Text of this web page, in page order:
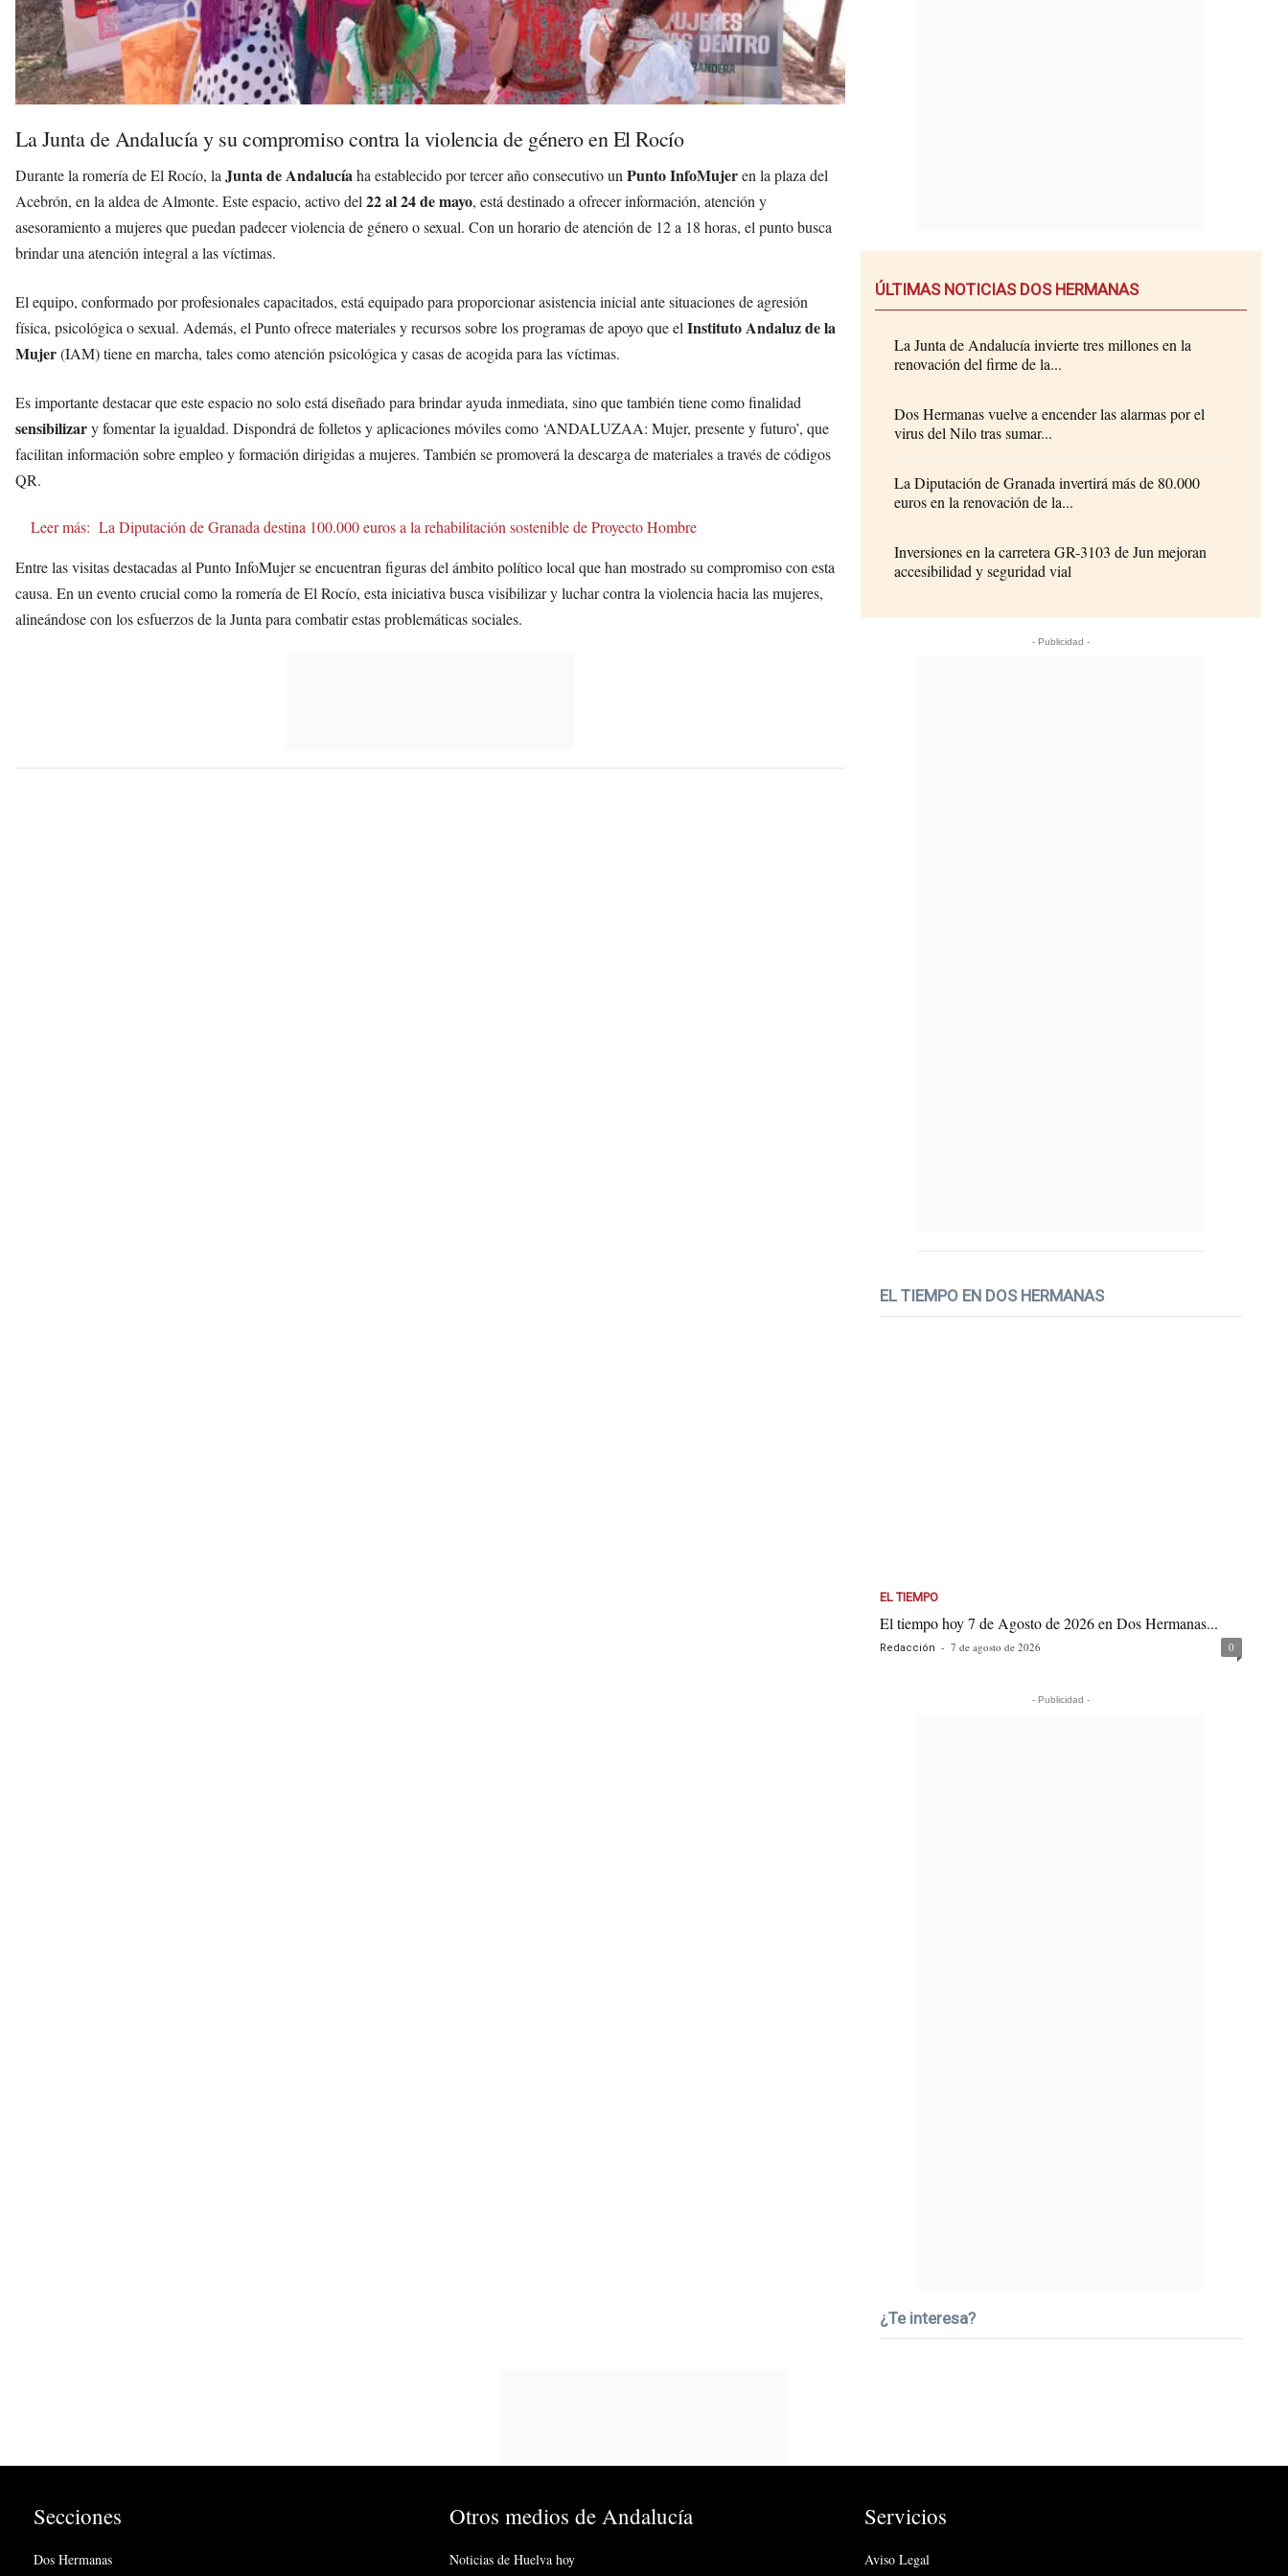
La Junta de Andalucía y su compromiso contra la violencia de género en El Rocío
Durante la romería de El Rocío, laJunta de Andalucíaha establecido por tercer año consecutivo unPunto InfoMujeren la plaza del
Acebrón, en la aldea de Almonte. Este espacio, activo del22 al 24 de mayo, está destinado a ofrecer información, atención y
asesoramiento a mujeres que puedan padecer violencia de género o sexual. Con un horario de atención de 12 a 18 horas, el punto busca
brindar una atención integral a las víctimas.
El equipo, conformado por profesionales capacitados, está equipado para proporcionar asistencia inicial ante situaciones de agresión
física, psicológica o sexual. Además, el Punto ofrece materiales y recursos sobre los programas de apoyo que elInstituto Andaluz de la
Mujer(IAM) tiene en marcha, tales como atención psicológica y casas de acogida para las víctimas.
Es importante destacar que este espacio no solo está diseñado para brindar ayuda inmediata, sino que también tiene como finalidad
sensibilizary fomentar la igualdad. Dispondrá de folletos y aplicaciones móviles como ‘ANDALUZAA: Mujer, presente y futuro’, que
facilitan información sobre empleo y formación dirigidas a mujeres. También se promoverá la descarga de materiales a través de códigos
QR.
Leer más: La Diputación de Granada destina 100.000 euros a la rehabilitación sostenible de Proyecto Hombre
Entre las visitas destacadas al Punto InfoMujer se encuentran figuras del ámbito político local que han mostrado su compromiso con esta
causa. En un evento crucial como la romería de El Rocío, esta iniciativa busca visibilizar y luchar contra la violencia hacia las mujeres,
alineándose con los esfuerzos de la Junta para combatir estas problemáticas sociales.
ÚLTIMAS NOTICIAS DOS HERMANAS
La Junta de Andalucía invierte tres millones en la
renovación del firme de la...
Dos Hermanas vuelve a encender las alarmas por el
virus del Nilo tras sumar...
La Diputación de Granada invertirá más de 80.000
euros en la renovación de la...
Inversiones en la carretera GR-3103 de Jun mejoran
accesibilidad y seguridad vial
- Publicidad -
EL TIEMPO EN DOS HERMANAS
EL TIEMPO
El tiempo hoy 7 de Agosto de 2026 en Dos Hermanas...
Redacción - 7 de agosto de 2026 0
- Publicidad -
¿Te interesa?
Secciones
Dos Hermanas
Otros medios de Andalucía
Noticias de Huelva hoy
Servicios
Aviso Legal